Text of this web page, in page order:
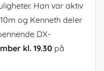
Han var aktiv
og Kenneth deler
DX-
kl. 19.30 på